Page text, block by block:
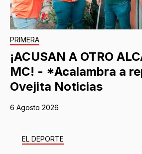
PRIMERA
¡ACUSAN A OTRO
MC! - *Acalambra a
Ovejita Noticias
6 Agosto 2026
EL DEPORTE